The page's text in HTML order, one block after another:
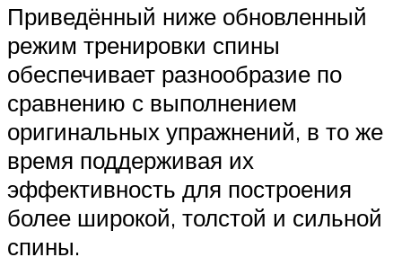
Приведённый ниже обновленный
режим тренировки спины
обеспечивает разнообразие по
сравнению с выполнением
оригинальных упражнений, в то же
время поддерживая их
эффективность для построения
более широкой, толстой и сильной
спины.